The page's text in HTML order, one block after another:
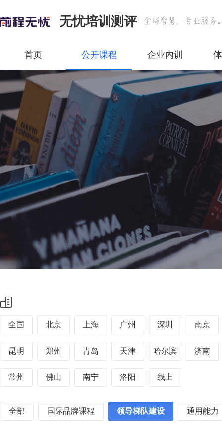
无忧培训测评
首页 公开课程 企业内训
全国 北京 上海 广州 深圳 南京
昆明 郑州 青岛 天津 哈尔滨 济南
常州 佛山 南宁 洛阳 线上
全部 国际品牌课程 领导梯队建设 通用能力